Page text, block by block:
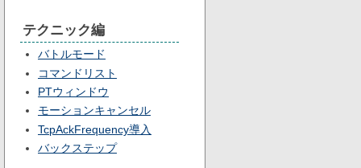
テクニック編
バトルモード
コマンドリスト
PTウィンドウ
モーションキャンセル
TcpAckFrequency導入
バックステップ